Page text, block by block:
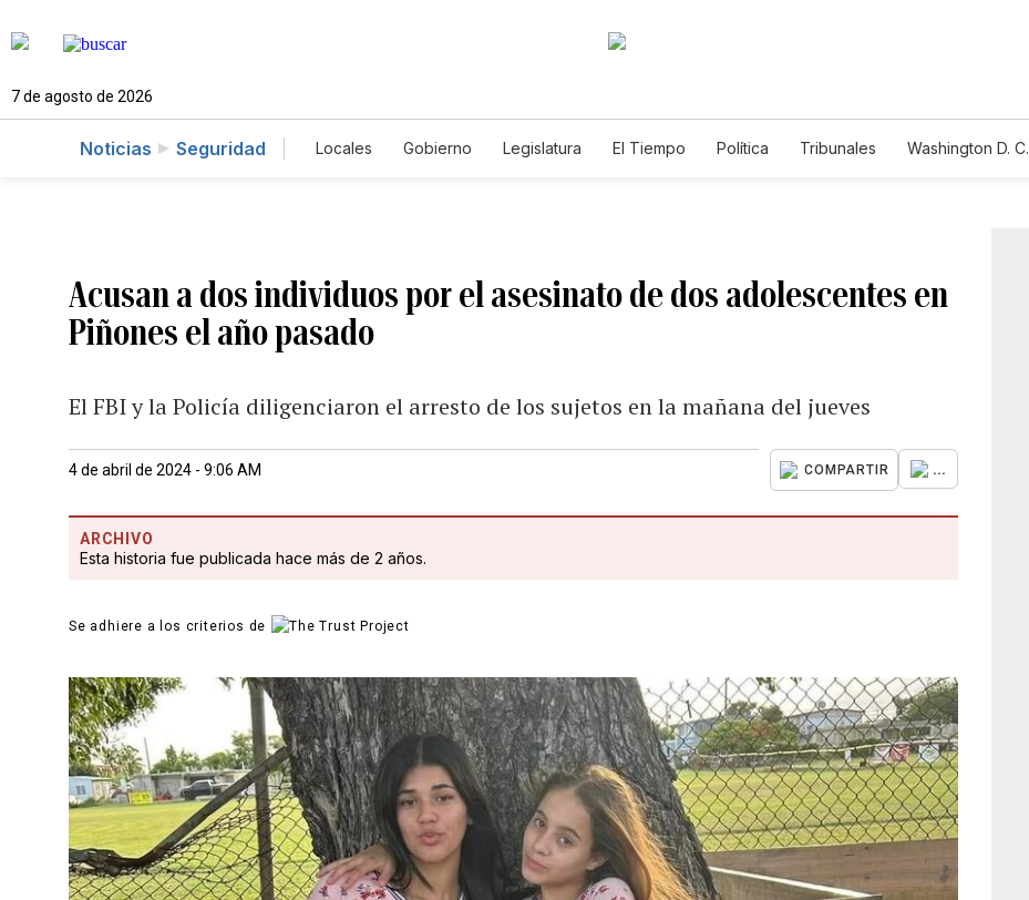
7 de agosto de 2026
Noticias Seguridad Locales Gobierno Legislatura El Tiempo Política Tribunales Washington D. C.
Acusan a dos individuos por el asesinato de dos adolescentes en
Piñones el año pasado
El FBI y la Policía diligenciaron el arresto de los sujetos en la mañana del jueves
4 de abril de 2024 - 9:06 AM COMPARTIR ...
ARCHIVO
Esta historia fue publicada hace más de 2 años.
Se adhiere a los criterios de